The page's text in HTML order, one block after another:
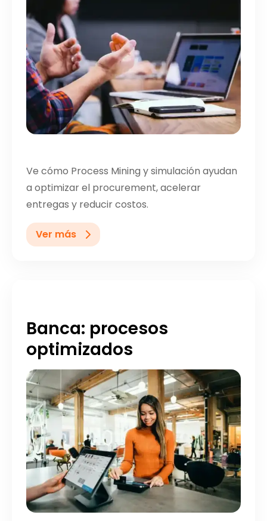
Ve cómo Process Mining y simulación ayudan
a optimizar el procurement, acelerar
entregas y reducir costos.
Ver más
Banca: procesos
optimizados